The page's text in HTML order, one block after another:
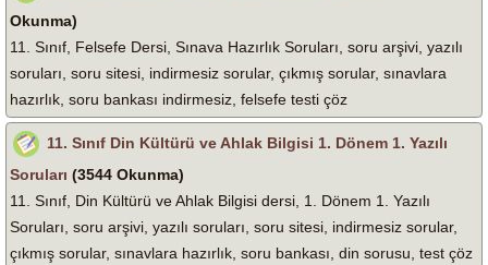
Okunma)
11. Sınıf, Felsefe Dersi, Sınava Hazırlık Soruları, soru arşivi, yazılı
soruları, soru sitesi, indirmesiz sorular, çıkmış sorular, sınavlara
hazırlık, soru bankası indirmesiz, felsefe testi çöz
11. Sınıf Din Kültürü ve Ahlak Bilgisi 1. Dönem 1. Yazılı
Soruları (3544 Okunma)
11. Sınıf, Din Kültürü ve Ahlak Bilgisi dersi, 1. Dönem 1. Yazılı
Soruları, soru arşivi, yazılı soruları, soru sitesi, indirmesiz sorular,
çıkmış sorular, sınavlara hazırlık, soru bankası, din sorusu, test çöz